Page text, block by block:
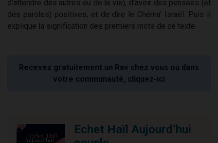
d'attendre des autres ou de la vie), d'avoir des pensées (et
des paroles) positives, et de dire le Chéma' Israël. Puis il
explique la signification des premiers mots de ce texte.
Recevez gratuitement un Rav chez vous ou dans
votre communauté, cliquez-ici
Echet Haïl Aujourd’hui